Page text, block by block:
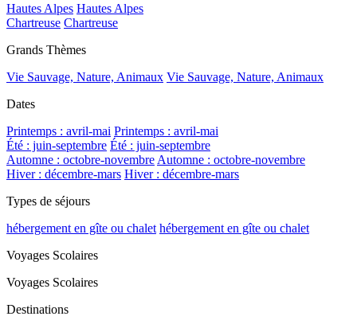
Hautes Alpes Hautes Alpes
Chartreuse Chartreuse
Grands Thèmes
Vie Sauvage, Nature, Animaux Vie Sauvage, Nature, Animaux
Dates
Printemps : avril-mai Printemps : avril-mai
Été : juin-septembre Été : juin-septembre
Automne : octobre-novembre Automne : octobre-novembre
Hiver : décembre-mars Hiver : décembre-mars
Types de séjours
hébergement en gîte ou chalet hébergement en gîte ou chalet
Voyages Scolaires
Voyages Scolaires
Destinations